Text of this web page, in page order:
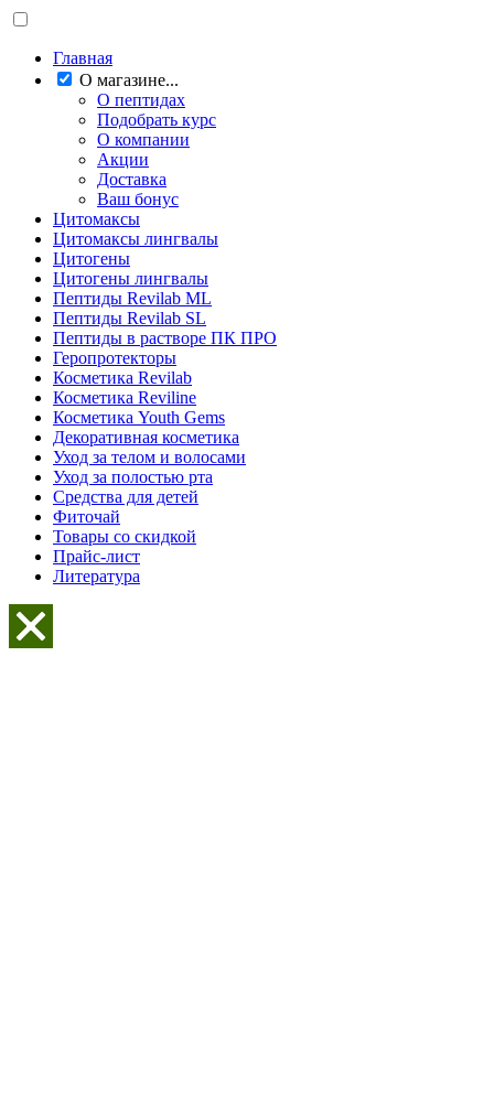
Главная
О магазине...
О пептидах
Подобрать курс
О компании
Акции
Доставка
Ваш бонус
Цитомаксы
Цитомаксы лингвалы
Цитогены
Цитогены лингвалы
Пептиды Revilab ML
Пептиды Revilab SL
Пептиды в растворе ПК ПРО
Геропротекторы
Косметика Revilab
Косметика Reviline
Косметика Youth Gems
Декоративная косметика
Уход за телом и волосами
Уход за полостью рта
Средства для детей
Фиточай
Товары со скидкой
Прайс-лист
Литература